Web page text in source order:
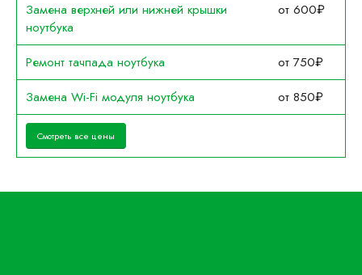
Замена верхней или нижней крышки
ноутбука
от 600₽
Ремонт тачпада ноутбука
от 750₽
Замена Wi-Fi модуля ноутбука
от 850₽
Смотреть все цены